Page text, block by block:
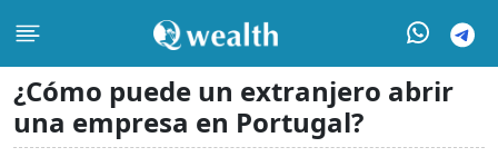
¿Cómo puede un extranjero abrir
una empresa en Portugal?